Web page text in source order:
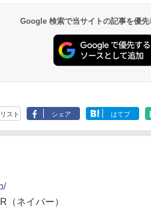
Google 検索で当サイトの記事を優先
リスト シェア はてブ
（ネイバー）